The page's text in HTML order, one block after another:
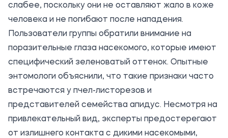
слабее, поскольку они не оставляют жало в коже
человека и не погибают после нападения.
Пользователи группы обратили внимание на
поразительные глаза насекомого, которые имеют
специфический зеленоватый оттенок. Опытные
энтомологи объяснили, что такие признаки часто
встречаются у пчел-листорезов и
представителей семейства апидус. Несмотря на
привлекательный вид, эксперты предостерегают
от излишнего контакта с дикими насекомыми,